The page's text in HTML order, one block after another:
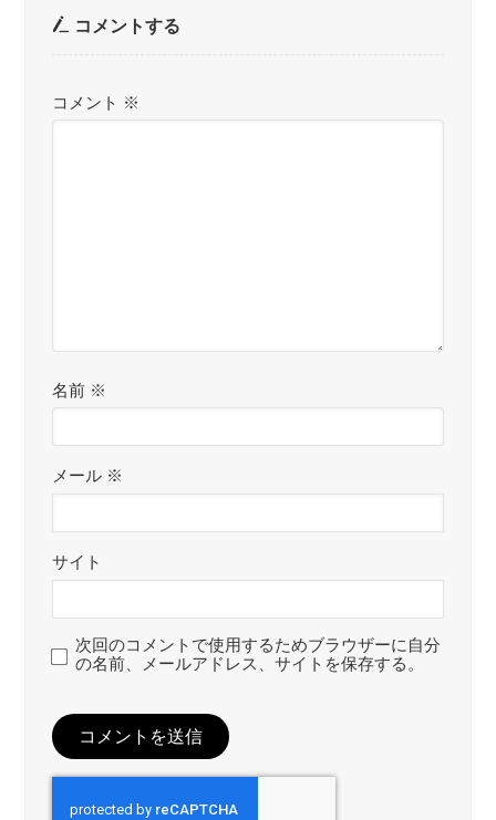
コメントする
コメント ※
名前 ※
メール ※
サイト
次回のコメントで使用するためブラウザーに自分
の名前、メールアドレス、サイトを保存する。